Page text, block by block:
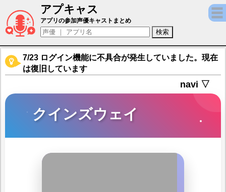
アプキャス
クインズウェイ（声優：南銀朱(非公開))【
アプリの参加声優キャストまとめ
7/23 ログイン機能に不具合が発生していました。現在
は復旧しています
navi ▽
クインズウェイ